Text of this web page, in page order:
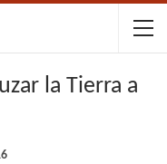
la Tierra a